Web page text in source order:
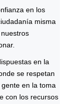
en los
misma
en la
se respetan
en la toma
con los recursos